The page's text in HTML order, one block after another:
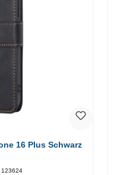
Cyoo Premium Tasche iPhone 16 Plus Schwarz
123624